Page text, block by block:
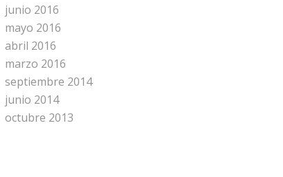
junio 2016
mayo 2016
abril 2016
marzo 2016
septiembre 2014
junio 2014
octubre 2013